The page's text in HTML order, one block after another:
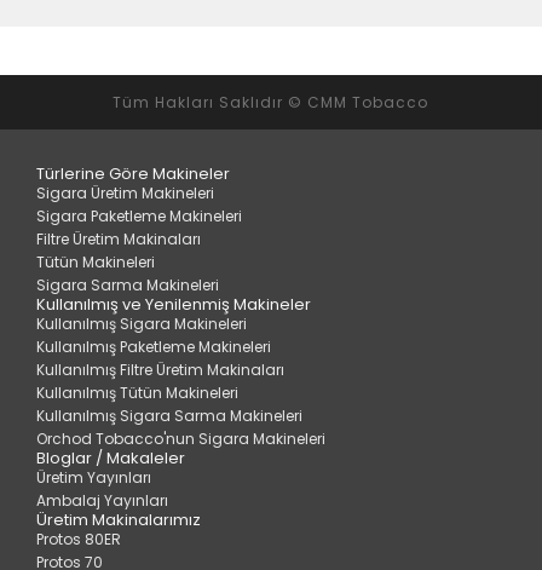
Tüm Hakları Saklıdır © CMM Tobacco
Türlerine Göre Makineler
Sigara Üretim Makineleri
Sigara Paketleme Makineleri
Filtre Üretim Makinaları
Tütün Makineleri
Sigara Sarma Makineleri
Kullanılmış ve Yenilenmiş Makineler
Kullanılmış Sigara Makineleri
Kullanılmış Paketleme Makineleri
Kullanılmış Filtre Üretim Makinaları
Kullanılmış Tütün Makineleri
Kullanılmış Sigara Sarma Makineleri
Orchod Tobacco'nun Sigara Makineleri
Bloglar / Makaleler
Üretim Yayınları
Ambalaj Yayınları
Üretim Makinalarımız
Protos 80ER
Protos 70